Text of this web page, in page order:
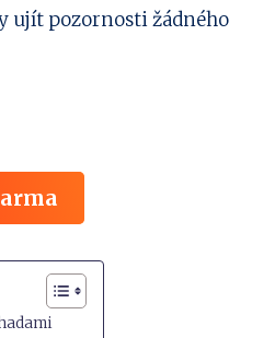
ujít pozornosti žádného